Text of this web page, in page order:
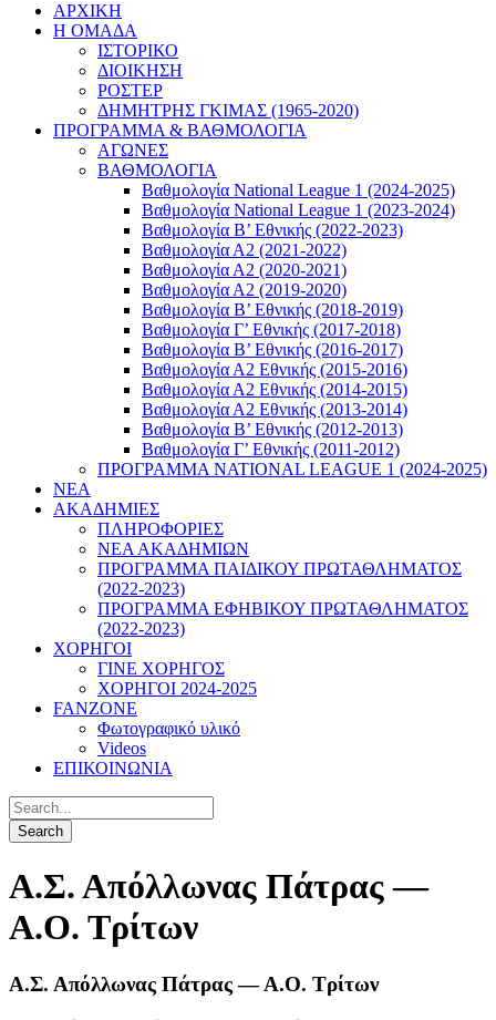
ΑΡΧΙΚΗ
Η ΟΜΑΔΑ
ΙΣΤΟΡΙΚΟ
ΔΙΟΙΚΗΣΗ
ΡΟΣΤΕΡ
ΔΗΜΗΤΡΗΣ ΓΚΙΜΑΣ (1965-2020)
ΠΡΟΓΡΑΜΜΑ & ΒΑΘΜΟΛΟΓΙΑ
ΑΓΩΝΕΣ
ΒΑΘΜΟΛΟΓΙΑ
Βαθμολογία National League 1 (2024-2025)
Βαθμολογία National League 1 (2023-2024)
Βαθμολογία Β’ Εθνικής (2022-2023)
Βαθμολογία Α2 (2021-2022)
Βαθμολογία Α2 (2020-2021)
Βαθμολογία Α2 (2019-2020)
Βαθμολογία B’ Εθνικής (2018-2019)
Βαθμολογία Γ’ Εθνικής (2017-2018)
Βαθμολογία Β’ Εθνικής (2016-2017)
Βαθμολογία Α2 Εθνικής (2015-2016)
Βαθμολογία Α2 Εθνικής (2014-2015)
Βαθμολογία Α2 Εθνικής (2013-2014)
Βαθμολογία Β’ Εθνικής (2012-2013)
Βαθμολογία Γ’ Εθνικής (2011-2012)
ΠΡΟΓΡΑΜΜΑ NATIONAL LEAGUE 1 (2024-2025)
ΝΕΑ
ΑΚΑΔΗΜΙΕΣ
ΠΛΗΡΟΦΟΡΙΕΣ
ΝΕΑ ΑΚΑΔΗΜΙΩΝ
ΠΡΟΓΡΑΜΜΑ ΠΑΙΔΙΚΟΥ ΠΡΩΤΑΘΛΗΜΑΤΟΣ
(2022-2023)
ΠΡΟΓΡΑΜΜΑ ΕΦΗΒΙΚΟΥ ΠΡΩΤΑΘΛΗΜΑΤΟΣ
(2022-2023)
ΧΟΡΗΓΟΙ
ΓΙΝΕ ΧΟΡΗΓΟΣ
ΧΟΡΗΓΟΙ 2024-2025
FANZONE
Φωτογραφικό υλικό
Videos
ΕΠΙΚΟΙΝΩΝΙΑ
Α.Σ. Απόλλωνας Πάτρας —
Α.Ο. Τρίτων
Α.Σ. Απόλλωνας Πάτρας — Α.Ο. Τρίτων